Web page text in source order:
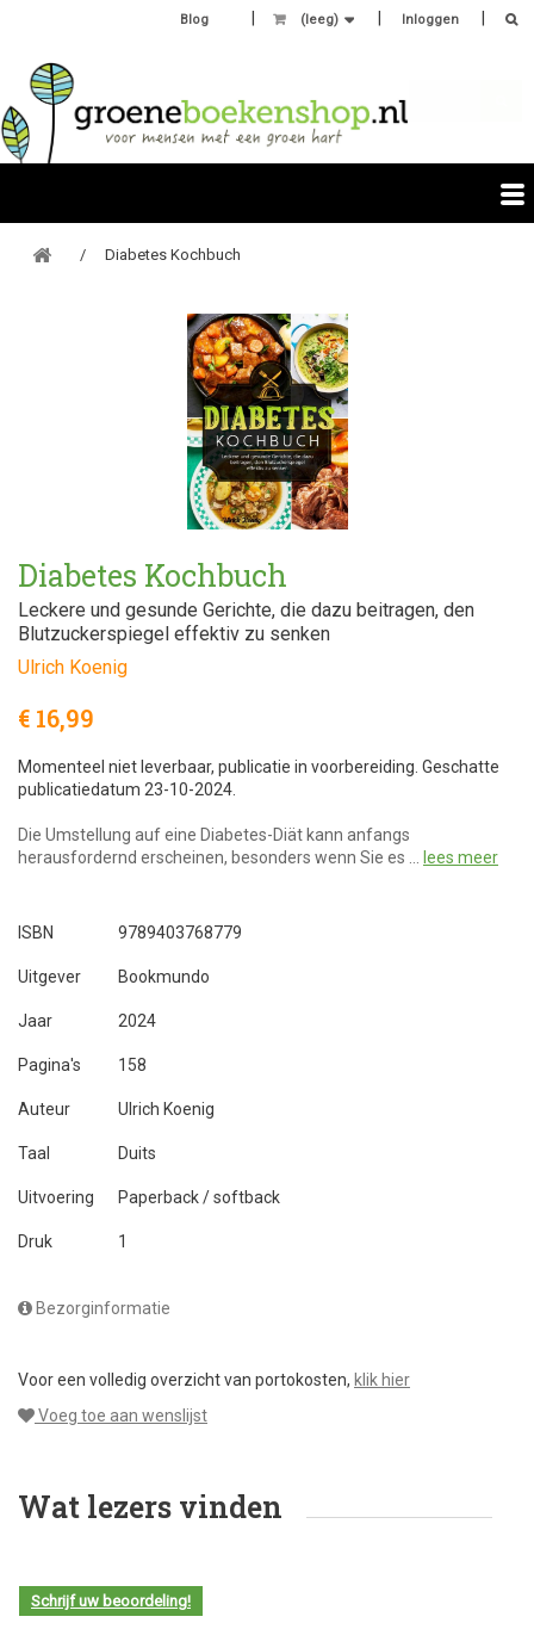
Inloggen
(leeg)
Blog
Diabetes Kochbuch
Diabetes Kochbuch
Leckere und gesunde Gerichte, die dazu beitragen, den
Blutzuckerspiegel effektiv zu senken
Ulrich Koenig
€ 16,99
Momenteel niet leverbaar, publicatie in voorbereiding. Geschatte
publicatiedatum 23-10-2024.
Die Umstellung auf eine Diabetes-Diät kann anfangs
herausfordernd erscheinen, besonders wenn Sie es … lees meer
ISBN 9789403768779
Uitgever Bookmundo
Jaar 2024
Pagina's 158
Auteur Ulrich Koenig
Taal Duits
Uitvoering Paperback / softback
Druk 1
Bezorginformatie
Voor een volledig overzicht van portokosten, klik hier
Voeg toe aan wenslijst
Wat lezers vinden
Schrijf uw beoordeling!